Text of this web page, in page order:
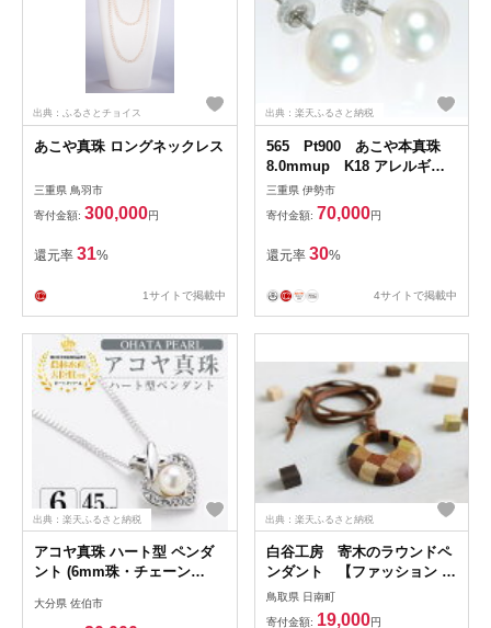
出典：ふるさとチョイス
あこや真珠 ロングネックレス
三重県 鳥羽市
寄付金額: 300,000円
還元率 31%
1サイトで掲載中
出典：楽天ふるさと納税
565 Pt900 あこや本真珠
8.0mmup K18 アレルギー
対応チタンピアス SVイヤリ
ングに変更可能
三重県 伊勢市
寄付金額: 70,000円
還元率 30%
4サイトで掲載中
出典：楽天ふるさと納税
アコヤ真珠 ハート型 ペンダ
ント (6mm珠・チェーン
ト フォーマル パーティー 結
大分県 佐伯市
出典：楽天ふるさと納税
白谷工房 寄木のラウンドペ
ンダント 【ファッション ア
クセサリー ペンダント アク
セサリー アクセサリー】
鳥取県 日南町
寄付金額: 19,000円